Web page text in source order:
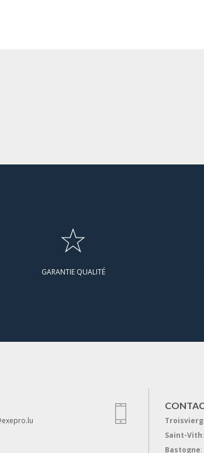
GARANTIE QUALITÉ
Saint-Vith:
Bastogne: